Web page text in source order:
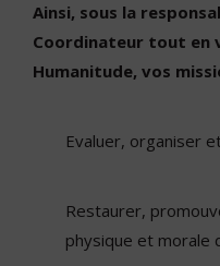
Ainsi, sous la
Coordinateur tout en
Humanitude, vos
Evaluer, organiser
Restaurer,
physique et morale